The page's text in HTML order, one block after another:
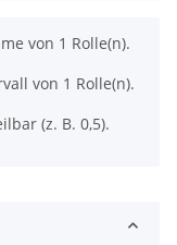
von 1 Rolle(n).
von 1 Rolle(n).
(z. B. 0,5).